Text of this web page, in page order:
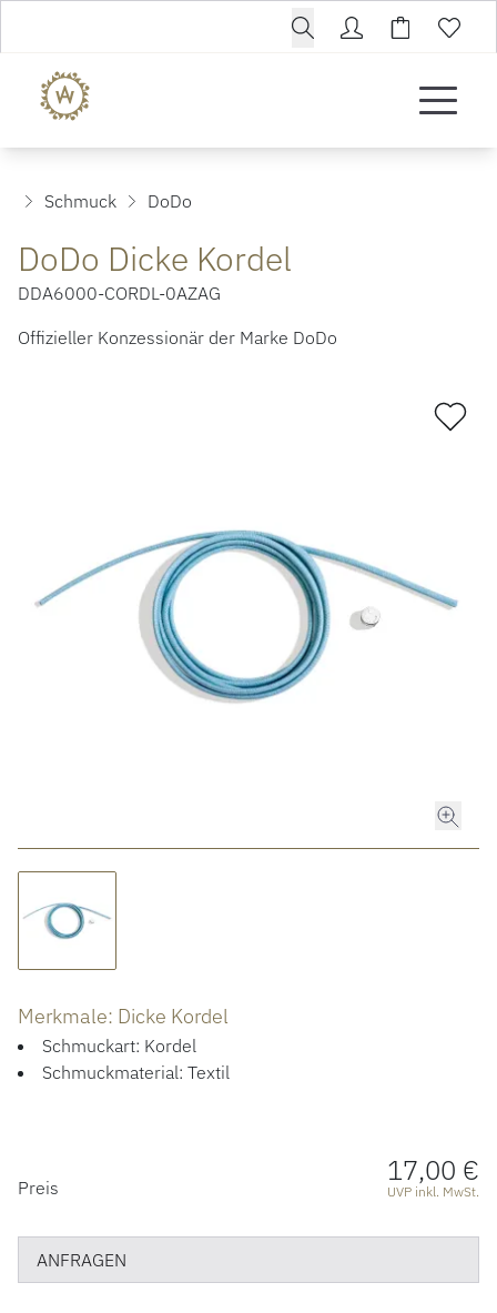
ROLEX CERTIFIED PRE-OWNED
ACCESSOIRES
Schmuck DoDo
DoDo Dicke Kordel
DDA6000-CORDL-0AZAG
Offizieller Konzessionär der Marke DoDo
Merkmale: Dicke Kordel
Schmuckart: Kordel
Schmuckmaterial: Textil
PREISINFORMATIONEN
Preis 17,00 €
UVP inkl. MwSt.
ANFRAGEN